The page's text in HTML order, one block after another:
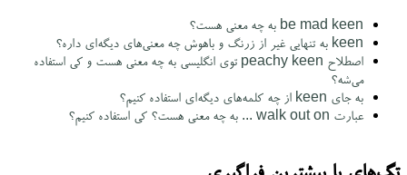
be mad keen به چه معنی هست؟
keen به تنهایی غیر از زرنگ و باهوش چه معنی‌های دیگه‌ای داره؟
اصطلاح peachy keen توی انگلیسی به چه معنی هست و کی استفاده
می‌شه؟
به جای keen از چه کلمه‌های دیگه‌ای استفاده کنیم؟
عبارت walk out on ... به چه معنی هست؟ کی استفاده کنیم؟